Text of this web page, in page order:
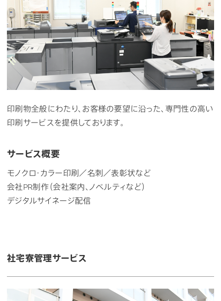
印刷物全般にわたり、お客様の要望に沿った、専門性の高い
印刷サービスを提供しております。
サービス概要
モノクロ・カラー印刷／名刺／表彰状など
会社PR制作（会社案内、ノベルティなど）
デジタルサイネージ配信
社宅寮管理サービス